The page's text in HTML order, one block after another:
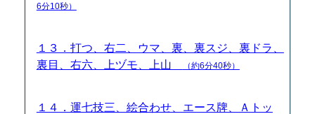
6分10秒）
１３．打つ、右二、ウマ、裏、裏スジ、裏ドラ、
裏目、右六、上ヅモ、上山
（約6分40秒）
１４．運七技三、絵合わせ、エース牌、Ａトッ